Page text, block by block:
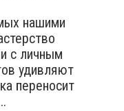
нашими
с личным
удивляют
переносит